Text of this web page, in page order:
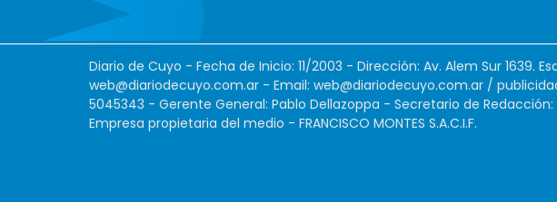
Diario de Cuyo - Fecha de Inicio: 11/2003 - Dirección: Av. Alem Sur 1639.
web@diariodecuyo.com.ar - Email: web@diariodecuyo.com.ar /
5045343 - Gerente General: Pablo Dellazoppa - Secretario de
Empresa propietaria del medio - FRANCISCO MONTES S.A.C.I.F.